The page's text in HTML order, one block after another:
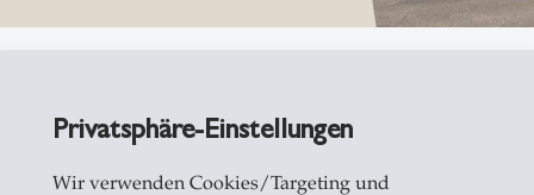
Privatsphäre-Einstellungen
Wir verwenden Cookies/Targeting und